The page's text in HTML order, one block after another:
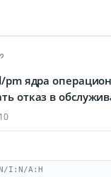
ядра
отказ в
I:N/A:H